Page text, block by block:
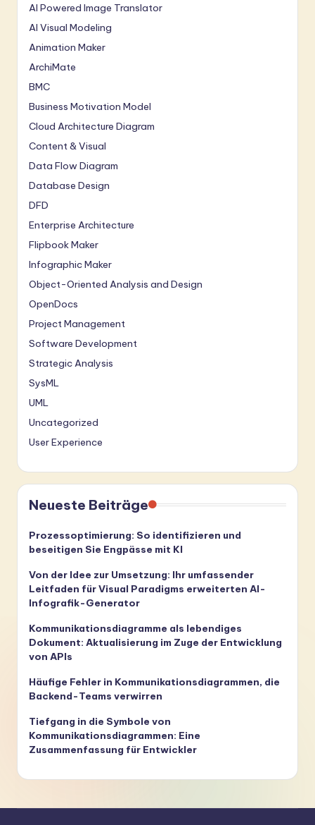
AI Powered Image Translator
AI Visual Modeling
Animation Maker
ArchiMate
BMC
Business Motivation Model
Cloud Architecture Diagram
Content & Visual
Data Flow Diagram
Database Design
DFD
Enterprise Architecture
Flipbook Maker
Infographic Maker
Object-Oriented Analysis and Design
OpenDocs
Project Management
Software Development
Strategic Analysis
SysML
UML
Uncategorized
User Experience
Neueste Beiträge
Prozessoptimierung: So identifizieren und
beseitigen Sie Engpässe mit KI
Von der Idee zur Umsetzung: Ihr umfassender
Leitfaden für Visual Paradigms erweiterten AI-
Infografik-Generator
Kommunikationsdiagramme als lebendiges
Dokument: Aktualisierung im Zuge der Entwicklung
von APIs
Häufige Fehler in Kommunikationsdiagrammen, die
Backend-Teams verwirren
Tiefgang in die Symbole von
Kommunikationsdiagrammen: Eine
Zusammenfassung für Entwickler